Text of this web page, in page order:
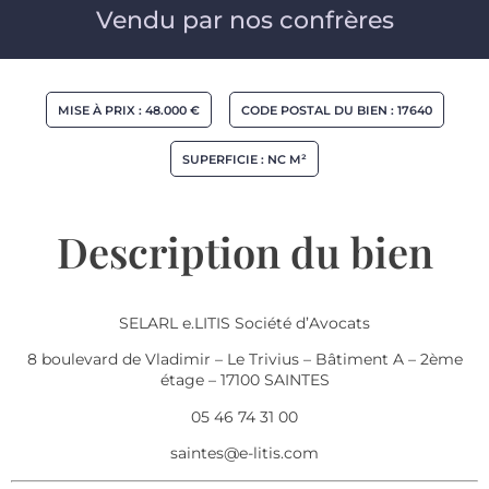
Vendu par nos confrères
MISE À PRIX : 48.000 € CODE POSTAL DU BIEN : 17640
SUPERFICIE : NC M²
Description du bien
SELARL e.LITIS Société d’Avocats
8 boulevard de Vladimir – Le Trivius – Bâtiment A – 2ème
étage – 17100 SAINTES
05 46 74 31 00
saintes@e-litis.com